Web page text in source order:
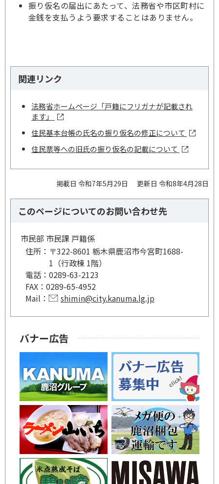
振り仮名の届出にあたって、法務省や市区町村に
金銭を支払うよう要求することはありません。
関連リンク
法務省ホームページ「戸籍にフリガナが記載され
ます」
住民基本台帳の氏名の振り仮名の修正について
住民票等への旧氏の振り仮名の記載について
掲載日 令和7年5月29日 更新日 令和8年4月28日
このページについてのお問い合わせ先
市民部 市民課 戸籍係
住所： 〒322-8601 栃木県鹿沼市今宮町1688-
1（行政棟 1階）
電話： 0289-63-2123
FAX： 0289-65-4952
Mail：
shimin@city.kanuma.lg.jp
バナー広告